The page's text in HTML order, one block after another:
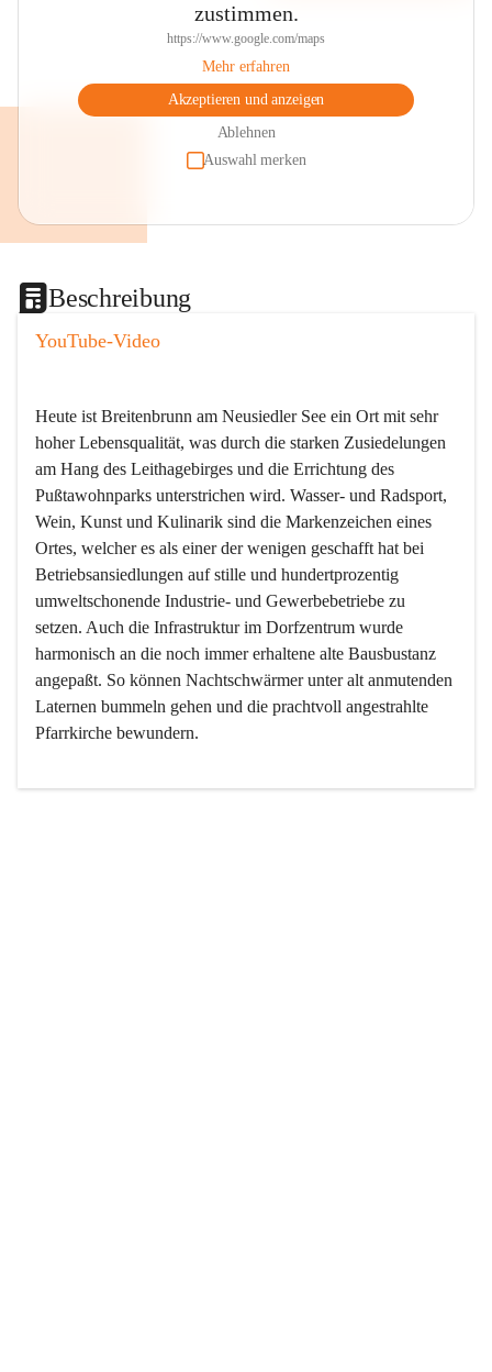
zustimmen.
https://www.google.com/maps
Mehr erfahren
Akzeptieren und anzeigen
Ablehnen
Auswahl merken
Beschreibung
YouTube-Video
Heute ist Breitenbrunn am Neusiedler See ein Ort mit sehr
hoher Lebensqualität, was durch die starken Zusiedelungen
am Hang des Leithagebirges und die Errichtung des
Pußtawohnparks unterstrichen wird. Wasser- und Radsport,
Wein, Kunst und Kulinarik sind die Markenzeichen eines
Ortes, welcher es als einer der wenigen geschafft hat bei
Betriebsansiedlungen auf stille und hundertprozentig
umweltschonende Industrie- und Gewerbebetriebe zu
setzen. Auch die Infrastruktur im Dorfzentrum wurde
harmonisch an die noch immer erhaltene alte Bausbustanz
angepaßt. So können Nachtschwärmer unter alt anmutenden
Laternen bummeln gehen und die prachtvoll angestrahlte
Pfarrkirche bewundern.
Der Weinbau dominert heute nicht mehr, ist aber integrativer